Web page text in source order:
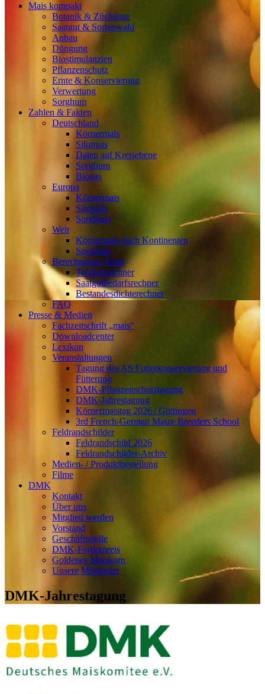
Mais kompakt
Botanik & Züchtung
Saatgut & Sortenwahl
Anbau
Düngung
Biostimulanzien
Pflanzenschutz
Ernte & Konservierung
Verwertung
Sorghum
Zahlen & Fakten
Deutschland
Körnermais
Silomais
Daten auf Kreisebene
Sorghum
Biogas
Europa
Körnermais
Silomais
Sorghum
Welt
Körnermais nach Kontinenten
Sorghum
Berechnungs-Tools
Trockenrechner
Saatgutbedarfsrechner
Bestandesdichterechner
FAQ
Presse & Medien
Fachzeitschrift „mais“
Downloadcenter
Lexikon
Veranstaltungen
Tagung des AS Futterkonservierung und
Fütterung
DMK-Pflanzenschutztagung
DMK-Jahrestagung
Körnermaistag 2026 | Göttingen
3rd French-German Maize Breeders School
Feldrandschilder
Feldrandschild 2026
Feldrandschilder-Archiv
Medien- / Produktbestellung
Filme
DMK
Kontakt
Über uns
Mitglied werden
Vorstand
Geschäftsstelle
DMK-Förderpreis
Goldenes Maiskorn
Unsere Mitglieder
DMK-Jahrestagung